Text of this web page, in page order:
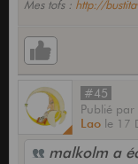
Mes tofs : http://
#45
Publié par
Lao le 17
malkolm a